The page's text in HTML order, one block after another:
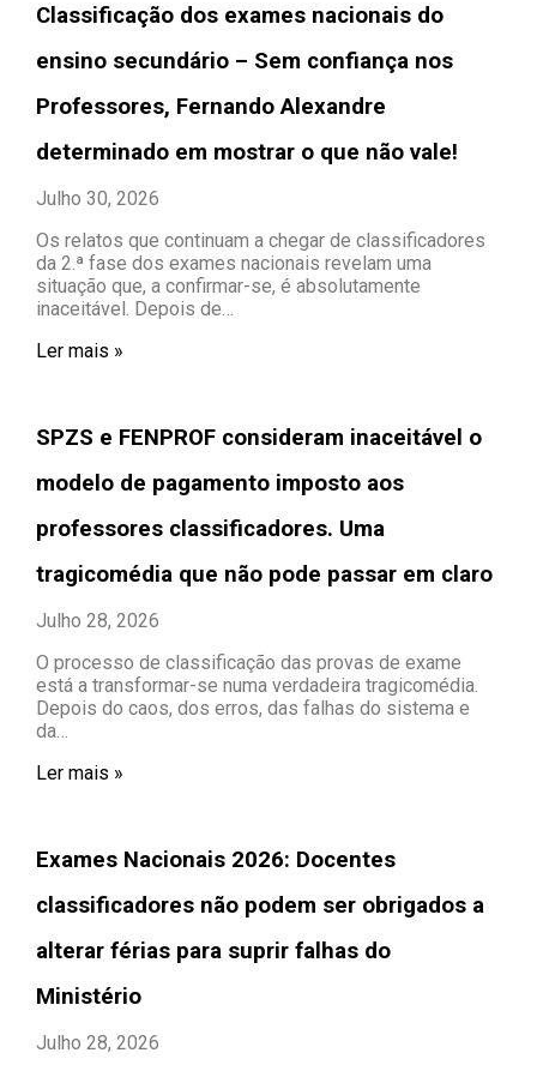
Classificação dos exames nacionais do
ensino secundário – Sem confiança nos
Professores, Fernando Alexandre
determinado em mostrar o que não vale!
Julho 30, 2026
Os relatos que continuam a chegar de classificadores
da 2.ª fase dos exames nacionais revelam uma
situação que, a confirmar-se, é absolutamente
inaceitável. Depois de…
Ler mais »
SPZS e FENPROF consideram inaceitável o
modelo de pagamento imposto aos
professores classificadores. Uma
tragicomédia que não pode passar em claro
Julho 28, 2026
O processo de classificação das provas de exame
está a transformar-se numa verdadeira tragicomédia.
Depois do caos, dos erros, das falhas do sistema e
da…
Ler mais »
Exames Nacionais 2026: Docentes
classificadores não podem ser obrigados a
alterar férias para suprir falhas do
Ministério
Julho 28, 2026